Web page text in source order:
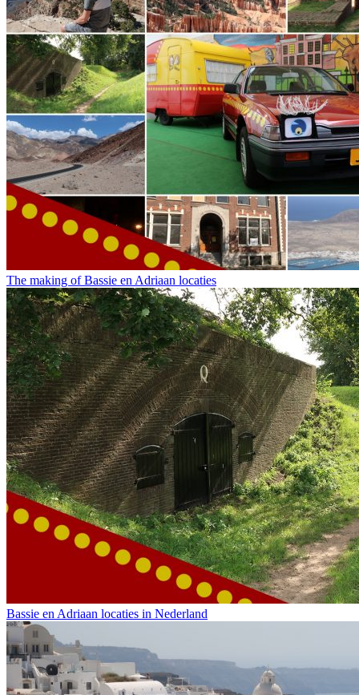
The making of Bassie en Adriaan locaties
Bassie en Adriaan locaties in Nederland